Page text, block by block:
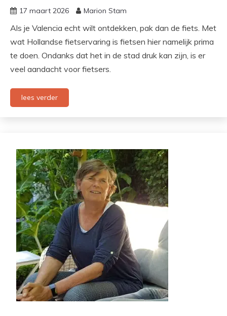
17 maart 2026 Marion Stam
Als je Valencia echt wilt ontdekken, pak dan de fiets. Met
wat Hollandse fietservaring is fietsen hier namelijk prima
te doen. Ondanks dat het in de stad druk kan zijn, is er
veel aandacht voor fietsers.
lees verder